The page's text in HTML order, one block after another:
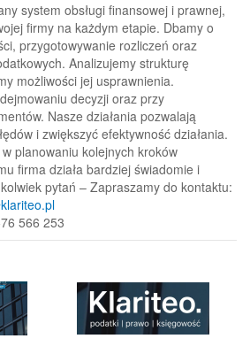
system obsługi finansowej i prawnej,
firmy na każdym etapie. Dbamy o
przygotowywanie rozliczeń oraz
Analizujemy strukturę
możliwości jej usprawnienia.
decyzji oraz przy
Nasze działania pozwalają
i zwiększyć efektywność działania.
planowaniu kolejnych kroków
firma działa bardziej świadomie i
pytań – Zapraszamy do kontaktu:
566 253